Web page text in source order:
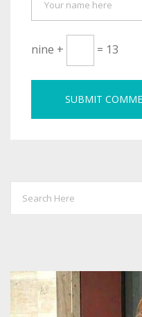
nine + = 13